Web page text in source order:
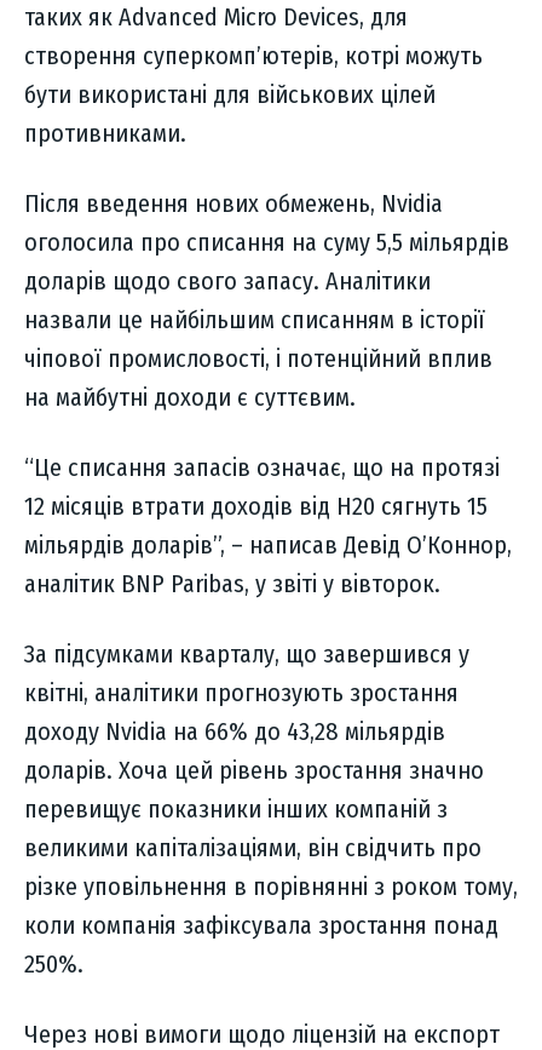
таких як Advanced Micro Devices, для
створення суперкомп’ютерів, котрі можуть
бути використані для військових цілей
противниками.
Після введення нових обмежень, Nvidia
оголосила про списання на суму 5,5 мільярдів
доларів щодо свого запасу. Аналітики
назвали це найбільшим списанням в історії
чіпової промисловості, і потенційний вплив
на майбутні доходи є суттєвим.
“Це списання запасів означає, що на протязі
12 місяців втрати доходів від H20 сягнуть 15
мільярдів доларів”, – написав Девід О’Коннор,
аналітик BNP Paribas, у звіті у вівторок.
За підсумками кварталу, що завершився у
квітні, аналітики прогнозують зростання
доходу Nvidia на 66% до 43,28 мільярдів
доларів. Хоча цей рівень зростання значно
перевищує показники інших компаній з
великими капіталізаціями, він свідчить про
різке уповільнення в порівнянні з роком тому,
коли компанія зафіксувала зростання понад
250%.
Через нові вимоги щодо ліцензій на експорт